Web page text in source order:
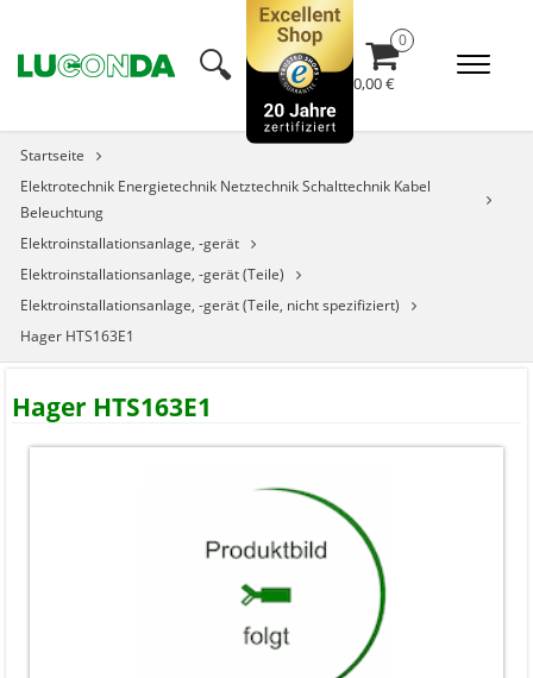
🔍︎ 0,00 €
Startseite
Elektrotechnik Energietechnik Netztechnik Schalttechnik Kabel
Beleuchtung
Elektroinstallationsanlage, -gerät
Elektroinstallationsanlage, -gerät (Teile)
Elektroinstallationsanlage, -gerät (Teile, nicht spezifiziert)
Hager HTS163E1
Hager HTS163E1